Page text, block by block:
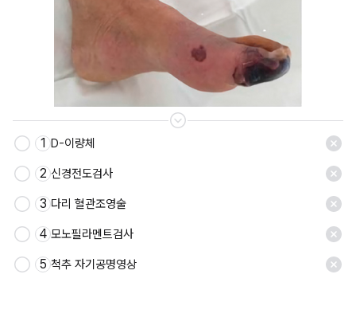
저장
1 D-이량체
2 신경전도검사
3 다리 혈관조영술
4 모노필라멘트검사
5 척추 자기공명영상